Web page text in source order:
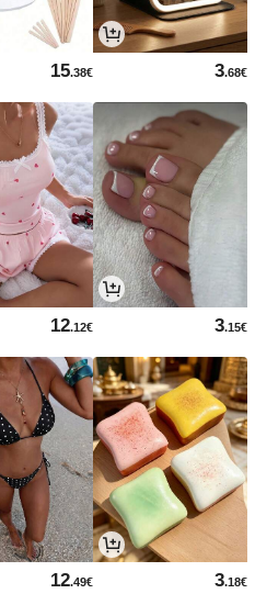
3.68€
15.38€
3.15€
12.12€
3.18€
12.49€